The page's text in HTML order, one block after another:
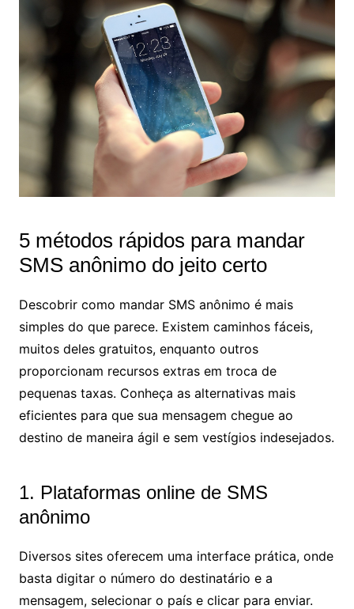
5 métodos rápidos para mandar
SMS anônimo do jeito certo
Descobrir como mandar SMS anônimo é mais
simples do que parece. Existem caminhos fáceis,
muitos deles gratuitos, enquanto outros
proporcionam recursos extras em troca de
pequenas taxas. Conheça as alternativas mais
eficientes para que sua mensagem chegue ao
destino de maneira ágil e sem vestígios indesejados.
1. Plataformas online de SMS
anônimo
Diversos sites oferecem uma interface prática, onde
basta digitar o número do destinatário e a
mensagem, selecionar o país e clicar para enviar.